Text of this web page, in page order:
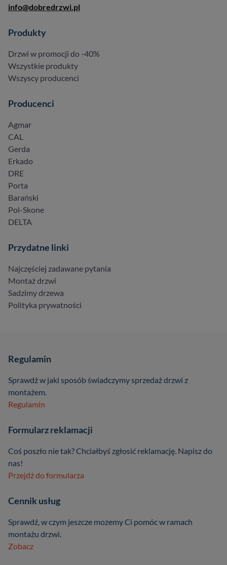
info@dobredrzwi.pl
Produkty
Drzwi w promocji do -40%
Wszystkie produkty
Wszyscy producenci
Producenci
Agmar
CAL
Gerda
Erkado
DRE
Porta
Barański
Pol-Skone
DELTA
Przydatne linki
Najczęściej zadawane pytania
Montaż drzwi
Sadzimy drzewa
Polityka prywatności
Regulamin
Sprawdź w jaki sposób świadczymy sprzedaż drzwi z
montażem.
Regulamin
Formularz reklamacji
Coś poszło nie tak? Chciałbyś zgłosić reklamację. Napisz do
nas!
Przejdź do formularza
Cennik usług
Sprawdź, w czym jeszcze mozemy Ci pomóc w ramach
montażu drzwi.
Zobacz